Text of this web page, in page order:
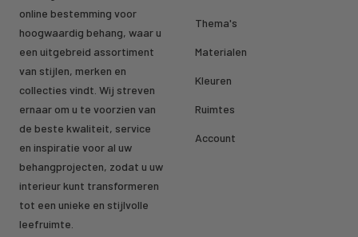
online bestemming voor
hoogwaardig behang, waar u
een uitgebreid assortiment
van stijlen, merken en
collecties vindt. Wij streven
ernaar om u te voorzien van
de beste kwaliteit, service
en inspiratie voor al uw
behangprojecten, zodat u uw
interieur kunt transformeren
tot een unieke en stijlvolle
leefruimte.
Thema's
Materialen
Kleuren
Ruimtes
Account